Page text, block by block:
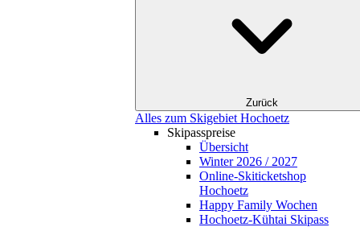
Zurück
Alles zum Skigebiet Hochoetz
Skipasspreise
Übersicht
Winter 2026 / 2027
Online-Skiticketshop
Hochoetz
Happy Family Wochen
Hochoetz-Kühtai Skipass